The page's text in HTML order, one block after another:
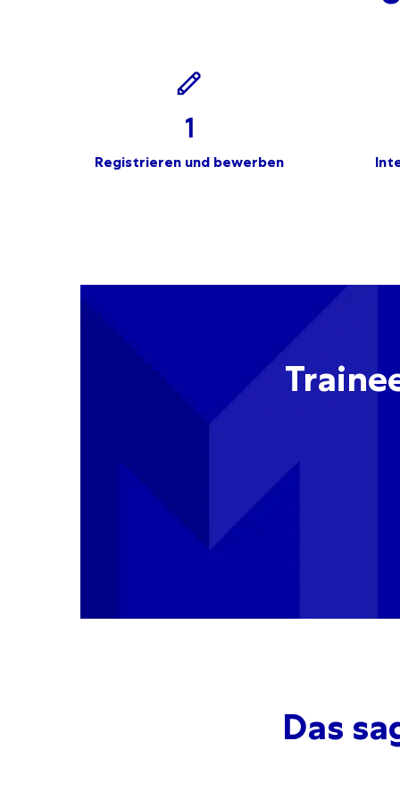
1
Registrieren und bewerben
Das